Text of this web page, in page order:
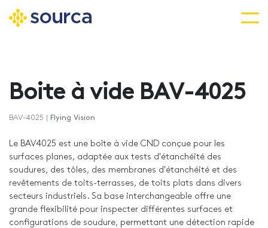
principal
Boite à vide BAV-4025
BAV-4025 | Flying Vision
Le BAV4025 est une boîte à vide CND conçue pour les
surfaces planes, adaptée aux tests d'étanchéité des
soudures, des tôles, des membranes d'étanchéité et des
revêtements de toits-terrasses, de toits plats dans divers
secteurs industriels. Sa base interchangeable offre une
grande flexibilité pour inspecter différentes surfaces et
configurations de soudure, permettant une détection rapide